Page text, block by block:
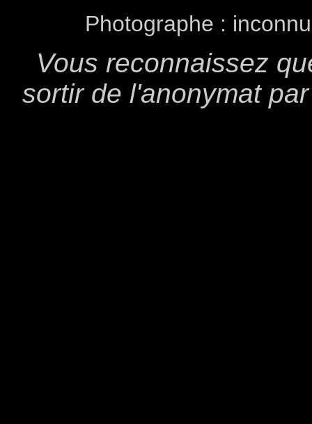
Photographe :
Vous reconnaissez
sortir de l'anonymat